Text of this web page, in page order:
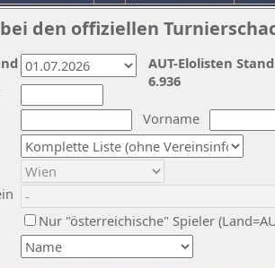
den offiziellen
Vorname
Nur "österreichische" Spieler
AUT-Elolisten
6.936